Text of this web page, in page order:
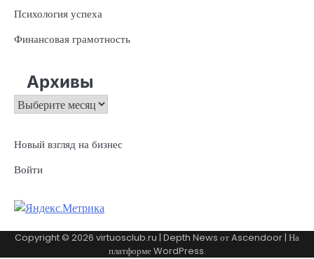
Психология успеха
Финансовая грамотность
Архивы
Архивы
Новый взгляд на бизнес
Войти
Copyright © 2026 virtuosclub.ru | Depth News отAscendoor | На
платформеWordPress.